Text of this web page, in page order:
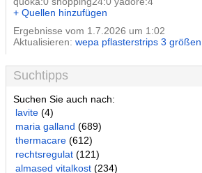
+ Quellen hinzufügen
Ergebnisse vom 1.7.2026 um 1:02
Aktualisieren: wepa pflasterstrips 3
Suchtipps
Suchen Sie auch nach:
lavite (4)
maria galland (689)
thermacare (612)
rechtsregulat (121)
almased vitalkost (234)